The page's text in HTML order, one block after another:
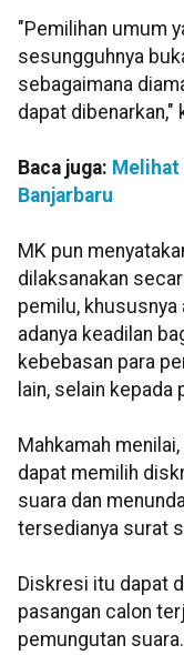
"Pemilihan umum
sesungguhnya
sebagaimana
dapat dibenarkan,"
Baca juga:
Banjarbaru
MK pun
dilaksanakan
pemilu, khususnya
adanya keadilan
kebebasan para
lain, selain
Mahkamah
dapat memilih
suara dan
tersedianya surat
Diskresi itu dapat
pasangan calon
pemungutan